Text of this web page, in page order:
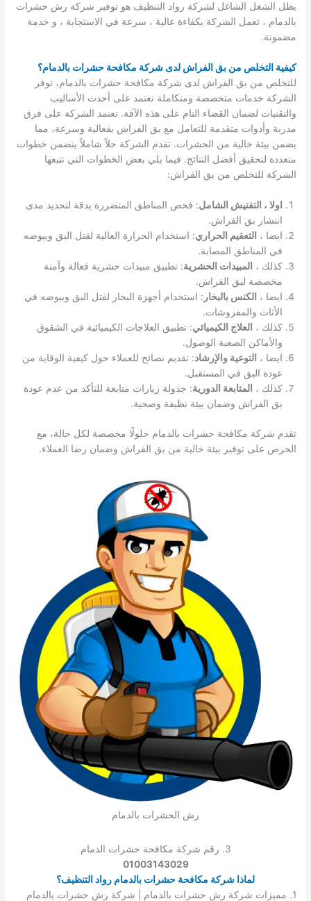
يظل الشغل الشاغل لشركة رواد التنظيف هو توفير شركة رش حشرات
بالدمام ، تعمل الشركة بكفاءة عالية ، سرعة في الاستجابة ، و خدمة
مضمونة.
كيفية التخلص من بق الفراش لدى شركة مكافحة حشرات بالدمام؟
للتخلص من بق الفراش لدى شركة مكافحة حشرات بالدمام، توفر
الشركة خدمات متخصصة ومتكاملة تعتمد على أحدث الأساليب
والتقنيات لضمان القضاء التام على هذه الآفة. تعتمد الشركة على فرق
مدربة وأدوات متقدمة للتعامل مع بق الفراش بفعالية وسرعة، مما
يضمن بيئة خالية من الحشرات. تقدم الشركة حلاً شاملاً يتضمن خطوات
متعددة لتحقيق أفضل النتائج. فيما يلي بعض الخطوات التي تتبعها
الشركة للتخلص من بق الفراش:
اولا ، التفتيش الشامل: فحص المناطق المتضررة بدقة لتحديد مدى
انتشار بق الفراش.
ايضا ، التعقيم الحراري: استخدام الحرارة العالية لقتل البق وبيوضه
في المناطق المصابة.
كذلك ، المبيدات الحشرية: تطبيق مبيدات حشرية فعالة وآمنة
مخصصة لبق الفراش.
ايضا ، الكنس بالبخار : استخدام أجهزة البخار لقتل البق وبيوضه في
الأثاث والمفروشات.
كذلك ، العلاج الكيميائي: تطبيق العلاجات الكيميائية في الشقوق
والأماكن الصعبة الوصول.
ايضا ، التوعية والإرشاد: تقديم نصائح للعملاء حول كيفية الوقاية من
عودة البق في المستقبل.
كذلك ، المتابعة الدورية: جدولة زيارات متابعة للتأكد من عدم عودة
بق الفراش وضمان بيئة نظيفة وصحية.
تقدم شركة مكافحة حشرات بالدمام حلولًا مخصصة لكل حالة، مع
الحرص على توفير بيئة خالية من بق الفراش وضمان رضا العملاء.
رش الحشرات بالدمام
3. رقم شركة مكافحة حشرات الدمام
01003143029
لماذا شركة مكافحة حشرات بالدمام رواد التنظيف؟
1. مميزات شركة رش حشرات بالدمام | شركة رش حشرات بالدمام